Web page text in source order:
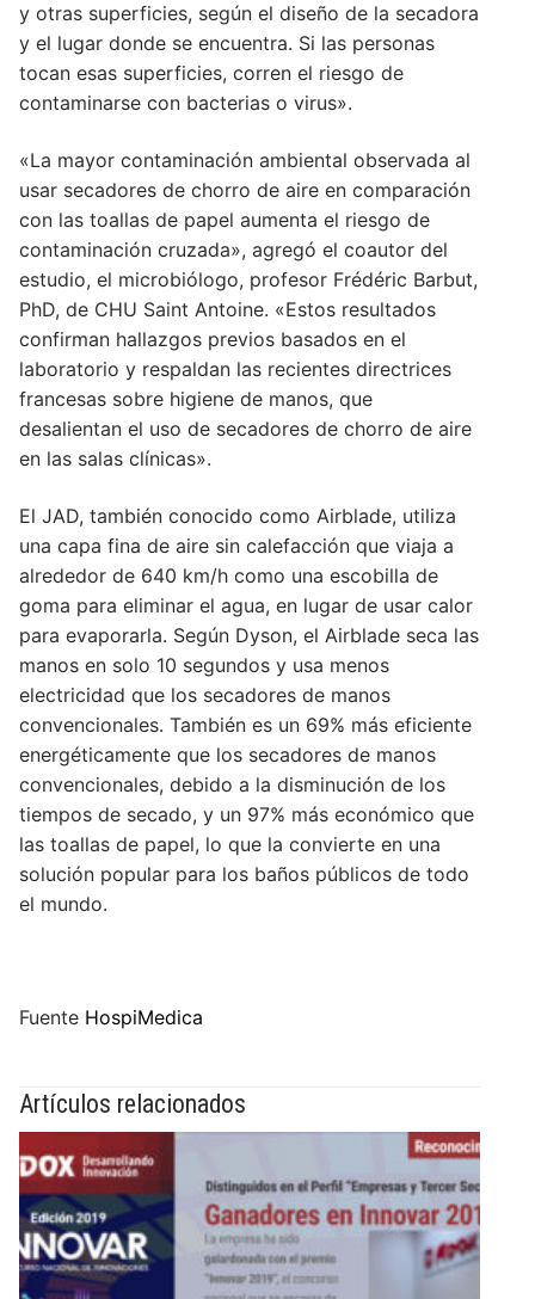
y otras superficies, según el diseño de la secadora
y el lugar donde se encuentra. Si las personas
tocan esas superficies, corren el riesgo de
contaminarse con bacterias o virus».
«La mayor contaminación ambiental observada al
usar secadores de chorro de aire en comparación
con las toallas de papel aumenta el riesgo de
contaminación cruzada», agregó el coautor del
estudio, el microbiólogo, profesor Frédéric Barbut,
PhD, de CHU Saint Antoine. «Estos resultados
confirman hallazgos previos basados en el
laboratorio y respaldan las recientes directrices
francesas sobre higiene de manos, que
desalientan el uso de secadores de chorro de aire
en las salas clínicas».
El JAD, también conocido como Airblade, utiliza
una capa fina de aire sin calefacción que viaja a
alrededor de 640 km/h como una escobilla de
goma para eliminar el agua, en lugar de usar calor
para evaporarla. Según Dyson, el Airblade seca las
manos en solo 10 segundos y usa menos
electricidad que los secadores de manos
convencionales. También es un 69% más eficiente
energéticamente que los secadores de manos
convencionales, debido a la disminución de los
tiempos de secado, y un 97% más económico que
las toallas de papel, lo que la convierte en una
solución popular para los baños públicos de todo
el mundo.
Fuente HospiMedica
Artículos relacionados